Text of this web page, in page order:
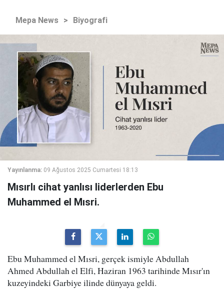
Mepa News > Biyografi
Yayınlanma: 09 Ağustos 2025 Cumartesi 18:13
Mısırlı cihat yanlısı liderlerden Ebu
Muhammed el Mısri.
Ebu Muhammed el Mısri, gerçek ismiyle Abdullah
Ahmed Abdullah el Elfi, Haziran 1963 tarihinde Mısır'ın
kuzeyindeki Garbiye ilinde dünyaya geldi.